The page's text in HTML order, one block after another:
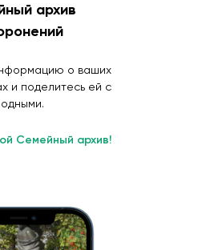
архив
о ваших
и поделитесь ей с
Семейный архив!